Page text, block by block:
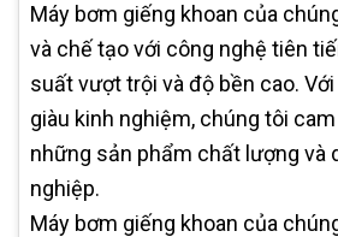
Máy bơm giếng khoan của
và chế tạo với công nghệ tiên
suất vượt trội và độ bền cao.
giàu kinh nghiệm, chúng tôi
những sản phẩm chất lượng và
nghiệp.
Máy bơm giếng khoan của